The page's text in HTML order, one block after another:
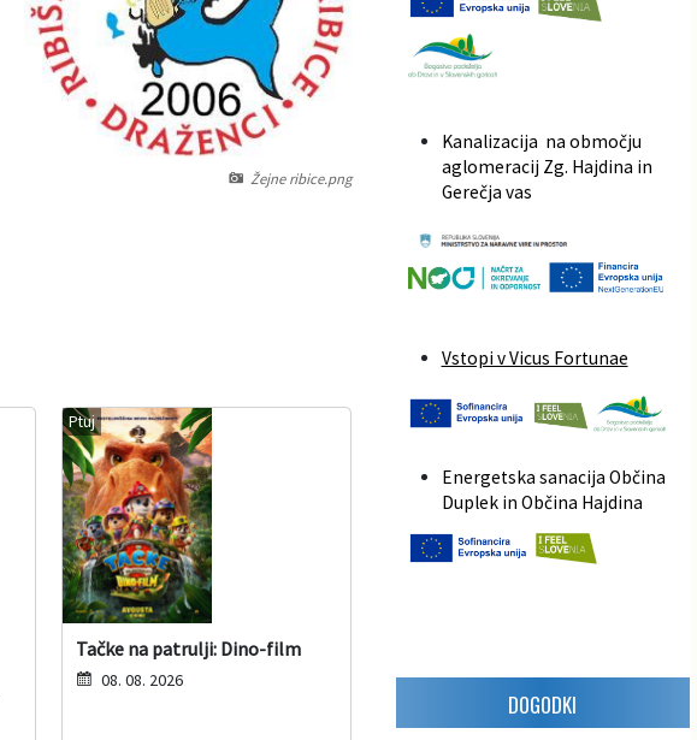
Žejne ribice.png
Ptuj
Tačke na patrulji: Dino-film
08. 08. 2026
Kanalizacija na območju
aglomeracij Zg. Hajdina in
Gerečja vas
Vstopi v Vicus Fortunae
Energetska sanacija Občina
Duplek in Občina Hajdina
DOGODKI